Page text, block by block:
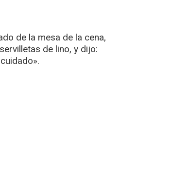
de la mesa de la cena,
de lino, y dijo: